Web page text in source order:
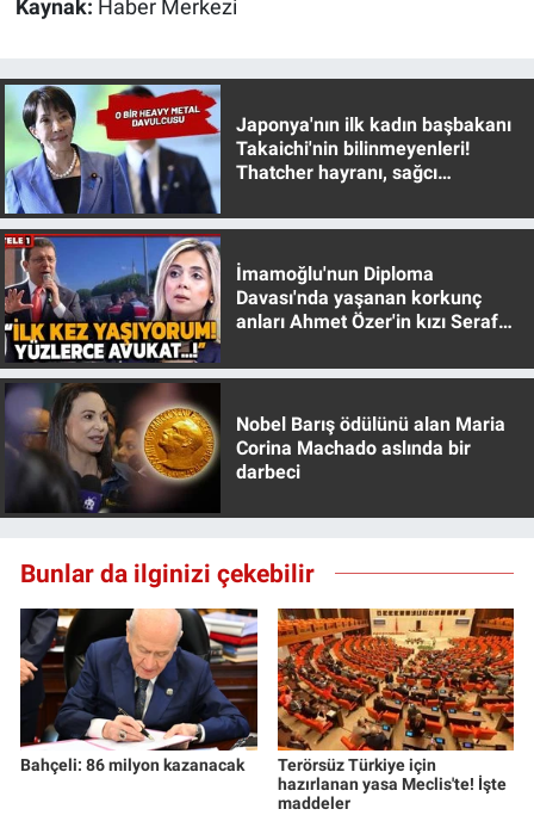
Kaynak: Haber Merkezi
Japonya'nın ilk kadın başbakanı
Takaichi'nin bilinmeyenleri!
Thatcher hayranı, sağcı
İmamoğlu'nun Diploma
Davası'nda yaşanan korkunç
anları Ahmet Özer'in kızı Seraf
Nobel Barış ödülünü alan Maria
Corina Machado aslında bir
darbeci
Bunlar da ilginizi çekebilir
Bahçeli: 86 milyon kazanacak
Terörsüz Türkiye için
hazırlanan yasa Meclis'te! İşte
maddeler